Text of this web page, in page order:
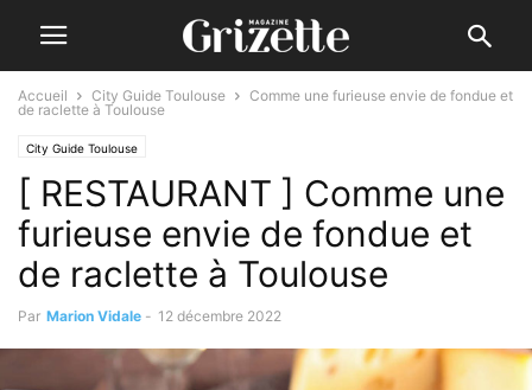
Accueil City Guide Toulouse
Comme une furieuse envie de fondue et
de raclette à Toulouse
City Guide Toulouse
[ RESTAURANT ] Comme une
furieuse envie de fondue et
de raclette à Toulouse
Par Marion Vidale - 12 décembre 2022